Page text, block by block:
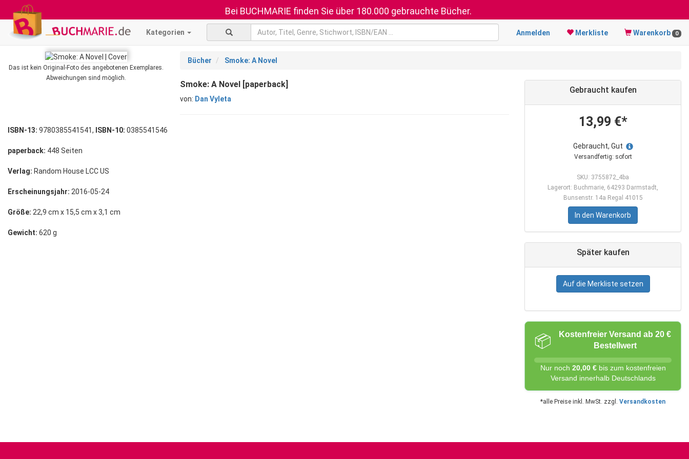
Bei BUCHMARIE finden Sie über 180.000 gebrauchte Bücher.
Kategorien Anmelden Merkliste Warenkorb 0
Das ist kein Original-Foto des angebotenen Exemplares.
Abweichungen sind möglich.
Bücher Smoke: A Novel
Smoke: A Novel [paperback]
von: Dan Vyleta
Gebraucht kaufen
13,99 €*
Gebraucht, Gut
Versandfertig: sofort
SKU: 3755872_4ba
Lagerort: Buchmarie, 64293 Darmstadt,
Bunsenstr. 14a Regal 41015
In den Warenkorb
Später kaufen
Auf die Merkliste setzen
📦
Kostenfreier Versand ab 20 €
Bestellwert
Nur noch 20,00 €bis zum kostenfreien
Versand innerhalb Deutschlands
*alle Preise inkl. MwSt. zzgl. Versandkosten
ISBN-13: 9780385541541, ISBN-10: 0385541546
paperback: 448 Seiten
Verlag: Random House LCC US
Erscheinungsjahr: 2016-05-24
Größe: 22,9 cm x 15,5 cm x 3,1 cm
Gewicht: 620 g